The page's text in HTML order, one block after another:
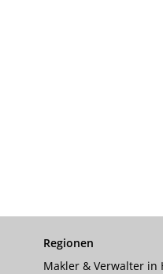
Regionen
Makler & Verwalter in